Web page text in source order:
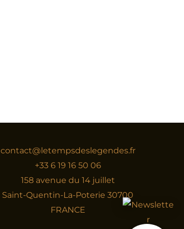
contact@letempsdeslegendes.fr
+33 6 19 16 50 06
158 avenue du 14 juillet
Saint-Quentin-La-Poterie 30700
FRANCE